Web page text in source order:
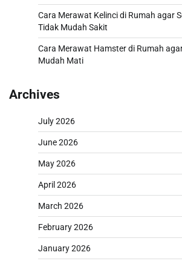
Cara Merawat Kelinci di Rumah agar
Tidak Mudah Sakit
Cara Merawat Hamster di Rumah
Mudah Mati
Archives
July 2026
June 2026
May 2026
April 2026
March 2026
February 2026
January 2026